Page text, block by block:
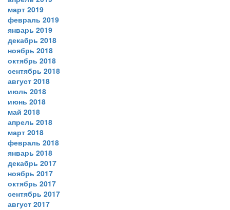
март 2019
февраль 2019
январь 2019
декабрь 2018
ноябрь 2018
октябрь 2018
сентябрь 2018
август 2018
июль 2018
июнь 2018
май 2018
апрель 2018
март 2018
февраль 2018
январь 2018
декабрь 2017
ноябрь 2017
октябрь 2017
сентябрь 2017
август 2017